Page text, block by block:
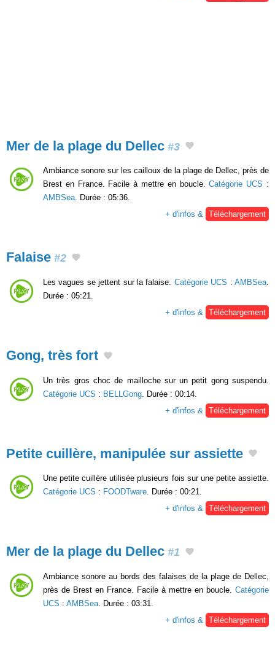
Mer de la plage du Dellec #3
Ambiance sonore sur les cailloux de la plage de Dellec, près de
Brest en France. Facile à mettre en boucle.Catégorie UCS :
AMBSea. Durée : 05:36.
+ d'infos & Téléchargement
Falaise #2
Les vagues se jettent sur la falaise. Catégorie UCS :AMBSea
Durée : 05:21.
+ d'infos &
Téléchargement
Gong, très fort
Un très gros choc de mailloche sur un petit gong suspendu.
Catégorie UCS : BELLGong . Durée : 00:14.
+ d'infos &
Téléchargement
Petite cuillère, manipulée sur assiette
Une petite cuillère utilisée plusieurs fois sur une petite assiette.
Catégorie UCS : FOODTware. Durée : 00:21.
+ d'infos & Téléchargement
Mer de la plage du Dellec #1
Ambiance sonore au bords des falaises de la plage de Dellec,
près de Brest en France. Facile à mettre en boucle. Catégorie
UCS : AMBSea . Durée : 03:31.
+ d'infos &
Téléchargement